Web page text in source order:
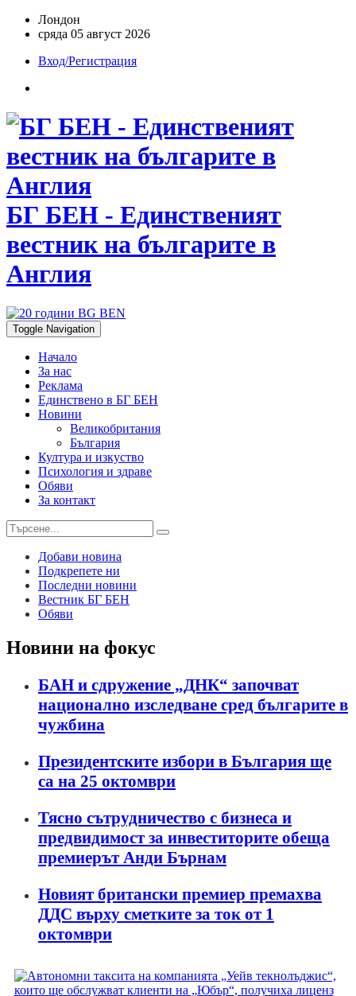
Лондон
сряда 05 август 2026
Вход/Регистрация
БГ БЕН - Единственият
вестник на българите в
Англия
Toggle Navigation
Начало
За нас
Реклама
Единствено в БГ БЕН
Новини
Великобритания
България
Култура и изкуство
Психология и здраве
Обяви
За контакт
Добави новина
Подкрепете ни
Последни новини
Вестник БГ БЕН
Обяви
Новини на фокус
БАН и сдружение „ДНК“ започват
национално изследване сред българите в
чужбина
Президентските избори в България ще
са на 25 октомври
Тясно сътрудничество с бизнеса и
предвидимост за инвеститорите обеща
премиерът Анди Бърнам
Новият британски премиер премахва
ДДС върху сметките за ток от 1
октомври